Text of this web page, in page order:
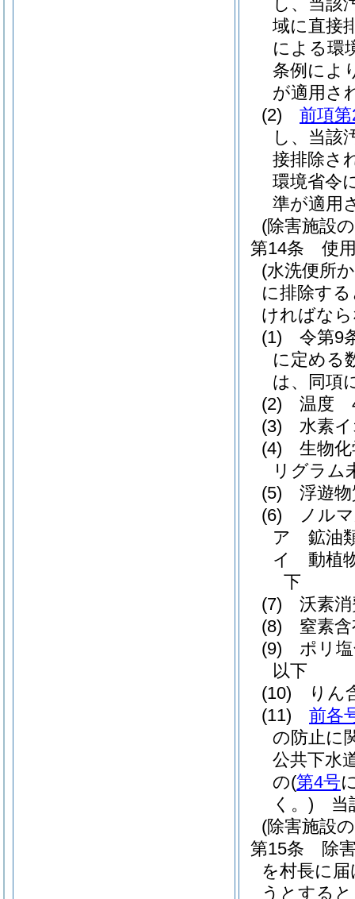
域に直接
による環
条例によ
が適用さ
(2)
前項
し、当該
接排除さ
環境省令
準が適用
(除害施設
第14条
使
(水洗便所
に排除す
ければな
(1)
令第9
に定める
は、同項
(2)
温度
(3)
水素
(4)
生物
リグラム
(5)
浮遊
(6)
ノル
ア
鉱油
イ
動植
下
(7)
沃素
(8)
窒素
(9)
ポリ
以下
(10)
りん
(11)
前各
の防止に
公共下水
の(第4号
く。) 当
(除害施設
第15条
除
を村長に
うとする